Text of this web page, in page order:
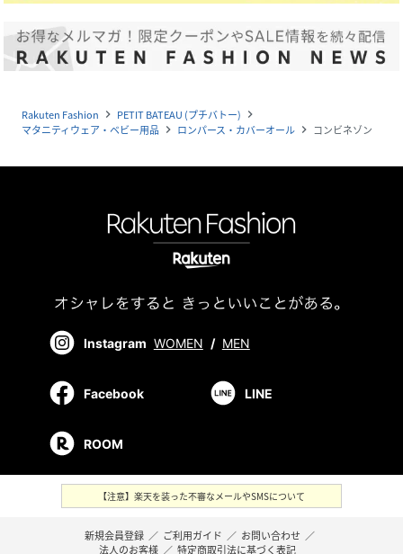
Rakuten Fashion navigate_next PETIT BATEAU (プチバトー) navigate_next
マタニティウェア・ベビー用品 navigate_next ロンパース・カバーオール navigate_next コンビネゾン
Instagram WOMEN / MEN
Facebook LINE
ROOM
【注意】楽天を装った不審なメールやSMSについて
新規会員登録 ／ ご利用ガイド ／ お問い合わせ ／
法人のお客様 ／ 特定商取引法に基づく表記